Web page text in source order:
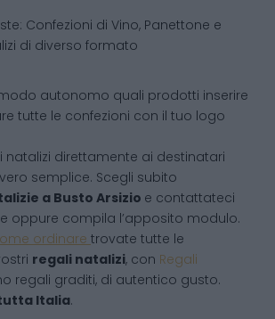
Confezioni di Vino, Panettone e
di diverso formato
autonomo quali prodotti inserire
tutte le confezioni con il tuo logo
natalizi direttamente ai destinatari
semplice. Scegli subito
a Busto Arsizio e contattateci
oppure compila l’apposito modulo.
ordinare trovate tutte le
regali natalizi, con Regali
regali graditi, di autentico gusto.
Italia.